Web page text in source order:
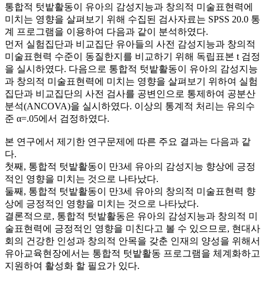
통합적 텃밭활동이 유아의 감성지능과 창의적 미술표현력에
미치는 영향을 살펴보기 위해 수집된 검사자료는 SPSS 20.0 통
계 프로그램을 이용하여 다음과 같이 분석하였다.
먼저 실험집단과 비교집단 유아들의 사전 감성지능과 창의적
미술표현력 수준이 동질한지를 비교하기 위해 독립표본 t 검정
을 실시하였다. 다음으로 통합적 텃밭활동이 유아의 감성지능
과 창의적 미술표현력에 미치는 영향을 살펴보기 위하여 실험
집단과 비교집단의 사전 검사를 공변인으로 통제하여 공분산
분석(ANCOVA)을 실시하였다. 이상의 통계적 처리는 유의수
준 α=.05에서 검정하였다.
본 연구에서 제기한 연구문제에 따른 주요 결과는 다음과 같
다.
첫째, 통합적 텃밭활동이 만3세 유아의 감성지능 향상에 긍정
적인 영향을 미치는 것으로 나타났다.
둘째, 통합적 텃밭활동이 만3세 유아의 창의적 미술표현력 향
상에 긍정적인 영향을 미치는 것으로 나타났다.
결론적으로, 통합적 텃밭활동은 유아의 감성지능과 창의적 미
술표현력에 긍정적인 영향을 미친다고 볼 수 있으므로, 현대사
회의 건강한 인성과 창의적 안목을 갖춘 인재의 양성을 위해서
유아교육현장에서는 통합적 텃밭활동 프로그램을 체계화하고
지원하여 활성화 할 필요가 있다.